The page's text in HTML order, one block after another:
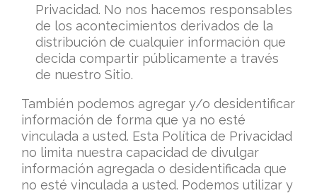
Privacidad. No nos hacemos responsables
de los acontecimientos derivados de la
distribución de cualquier información que
decida compartir públicamente a través
de nuestro Sitio.
También podemos agregar y/o desidentificar
información de forma que ya no esté
vinculada a usted. Esta Política de Privacidad
no limita nuestra capacidad de divulgar
información agregada o desidentificada que
no esté vinculada a usted. Podemos utilizar y